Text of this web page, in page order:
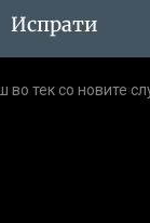
Испрати
во тек со новите